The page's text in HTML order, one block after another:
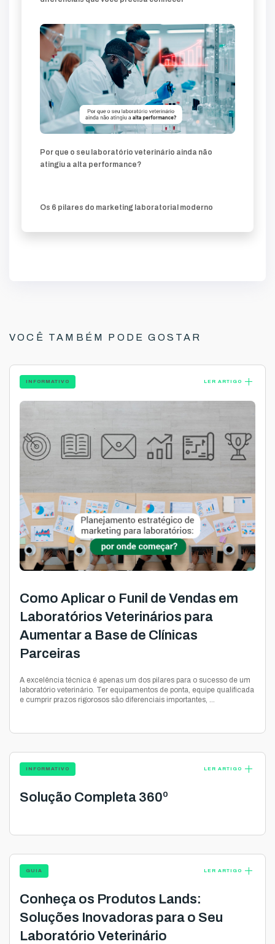
Por que o seu laboratório veterinário ainda não
atingiu a alta performance?
Os 6 pilares do marketing laboratorial moderno
VOCÊ TAMBÉM PODE GOSTAR
INFORMATIVO LER ARTIGO add
Como Aplicar o Funil de Vendas em
Laboratórios Veterinários para
Aumentar a Base de Clínicas
Parceiras
A excelência técnica é apenas um dos pilares para o sucesso de um
laboratório veterinário. Ter equipamentos de ponta, equipe qualificada
e cumprir prazos rigorosos são diferenciais importantes, ...
INFORMATIVO LER ARTIGO add
Solução Completa 360º
GUIA LER ARTIGO add
Conheça os Produtos Lands:
Soluções Inovadoras para o Seu
Laboratório Veterinário